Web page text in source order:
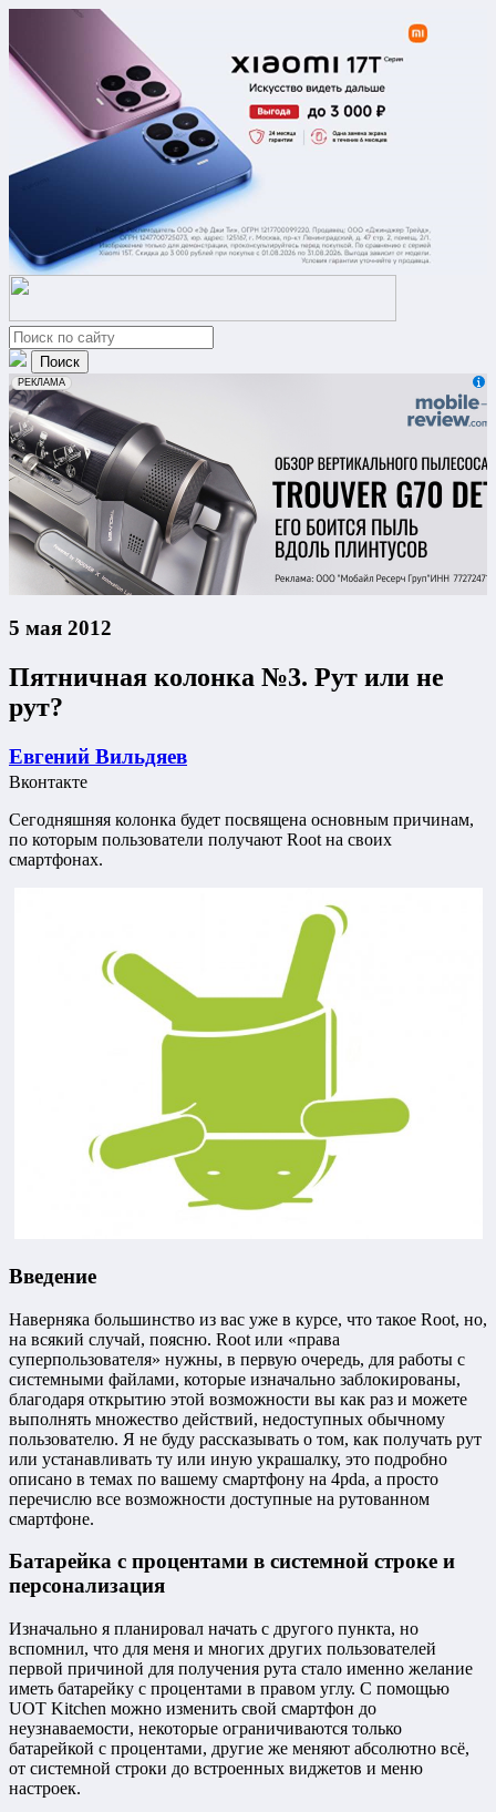
erid: 2VfnxxmNzs5
РЕКЛАМА
5 мая 2012
Пятничная колонка №3. Рут или не
рут?
Евгений Вильдяев
Вконтакте
Сегодняшняя колонка будет посвящена основным причинам,
по которым пользователи получают Root на своих
смартфонах.
Введение
Наверняка большинство из вас уже в курсе, что такое Root, но,
на всякий случай, поясню. Root или «права
суперпользователя» нужны, в первую очередь, для работы с
системными файлами, которые изначально заблокированы,
благодаря открытию этой возможности вы как раз и можете
выполнять множество действий, недоступных обычному
пользователю. Я не буду рассказывать о том, как получать рут
или устанавливать ту или иную украшалку, это подробно
описано в темах по вашему смартфону на 4pda, а просто
перечислю все возможности доступные на рутованном
смартфоне.
Батарейка с процентами в системной строке и
персонализация
Изначально я планировал начать с другого пункта, но
вспомнил, что для меня и многих других пользователей
первой причиной для получения рута стало именно желание
иметь батарейку с процентами в правом углу. С помощью
UOT Kitchen можно изменить свой смартфон до
неузнаваемости, некоторые ограничиваются только
батарейкой с процентами, другие же меняют абсолютно всё,
от системной строки до встроенных виджетов и меню
настроек.